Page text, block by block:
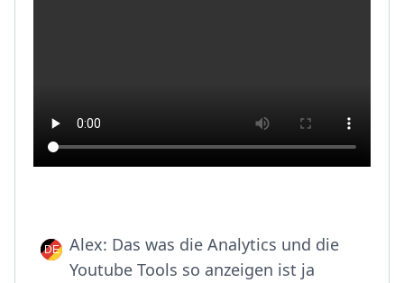
Alex: Das was die Analytics und die
Youtube Tools so anzeigen ist ja